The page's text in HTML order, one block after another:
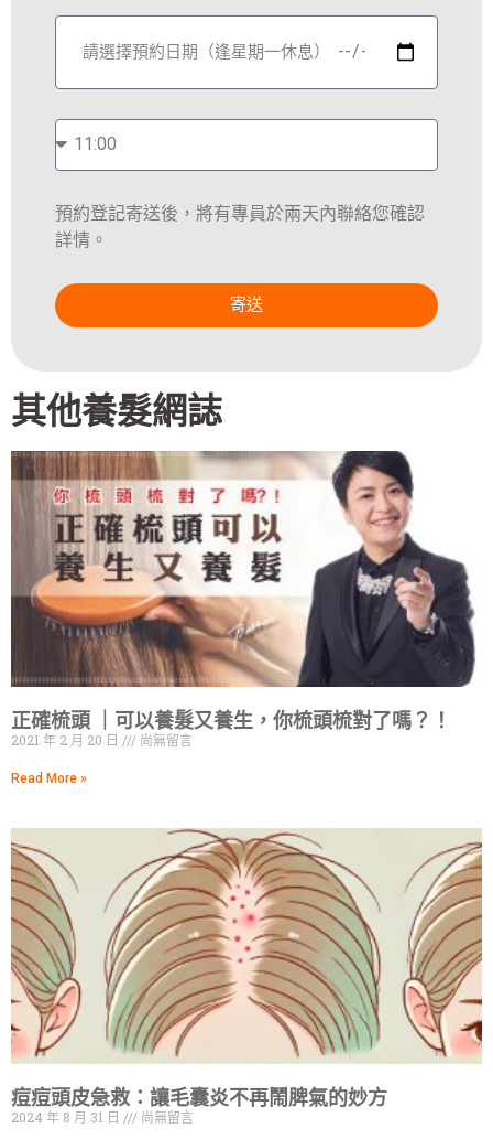
預約登記寄送後，將有專員於兩天內聯絡您確認
詳情。
寄送
其他養髮網誌
正確梳頭 ｜可以養髮又養生，你梳頭梳對了嗎？！
2021 年 2 月 20 日 尚無留言
Read More »
痘痘頭皮急救：讓毛囊炎不再鬧脾氣的妙方
2024 年 8 月 31 日 尚無留言